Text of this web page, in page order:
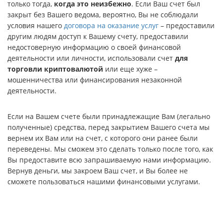
только тогда, когда это неизбежно. Если Ваш счет был
закрыт без Вашего ведома, вероятно, Вы не соблюдали
условия нашего договора на оказание услуг – предоставили
другим людям доступ к Вашему счету, предоставили
недостоверную информацию о своей финансовой
деятельности или личности, использовали счет для
торговли криптовалютой или еще хуже –
мошенничества или финансирования незаконной
деятельности.
Если на Вашем счете были принадлежащие Вам (легально
полученные) средства, перед закрытием Вашего счета мы
вернем их Вам или на счет, с которого они ранее были
переведены. Мы сможем это сделать только после того, как
Вы предоставите всю запрашиваемую нами информацию.
Вернув деньги, мы закроем Ваш счет, и Вы более не
сможете пользоваться нашими финансовыми услугами.